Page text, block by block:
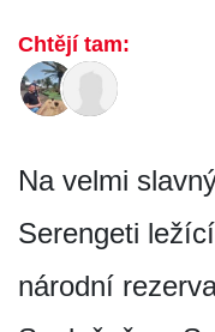
Chtějí tam:
Na velmi
Serengeti
národní